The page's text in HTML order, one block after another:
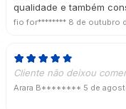
qualidade e também
fio for******** 8 de outubro
Cliente não deixou
Arara B******** 5 de